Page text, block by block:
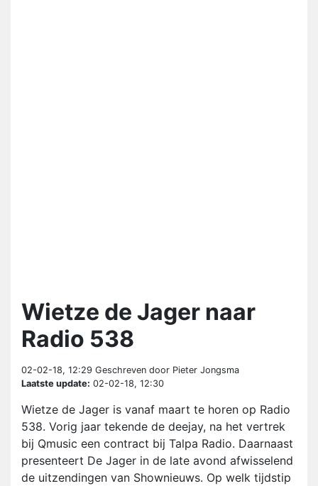
Wietze de Jager naar
Radio 538
02-02-18, 12:29 Geschreven door Pieter Jongsma
Laatste update: 02-02-18, 12:30
Wietze de Jager is vanaf maart te horen op Radio
538. Vorig jaar tekende de deejay, na het vertrek
bij Qmusic een contract bij Talpa Radio. Daarnaast
presenteert De Jager in de late avond afwisselend
de uitzendingen van Shownieuws. Op welk tijdstip